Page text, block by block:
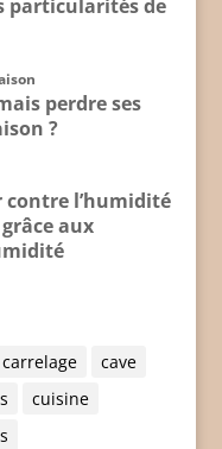
particularités de
perdre ses
?
l’humidité
aux
carrelage
cave
cuisine